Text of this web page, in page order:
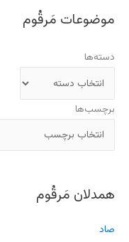
موضوعات مَرقُوم
دسته‌ها
برچسب‌ها
همدلان مَرقُوم
صاد